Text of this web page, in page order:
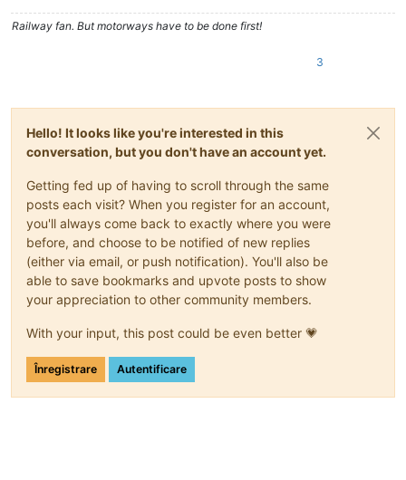
Railway fan. But motorways have to be done first!
3
Hello! It looks like you're interested in this
conversation, but you don't have an account yet.
Getting fed up of having to scroll through the same
posts each visit? When you register for an account,
you'll always come back to exactly where you were
before, and choose to be notified of new replies
(either via email, or push notification). You'll also be
able to save bookmarks and upvote posts to show
your appreciation to other community members.
With your input, this post could be even better 💗
Înregistrare Autentificare